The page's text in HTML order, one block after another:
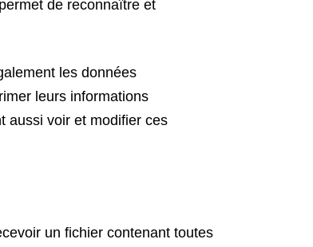
de reconnaître et
les données
leurs informations
aussi voir et modifier ces
un fichier contenant toutes